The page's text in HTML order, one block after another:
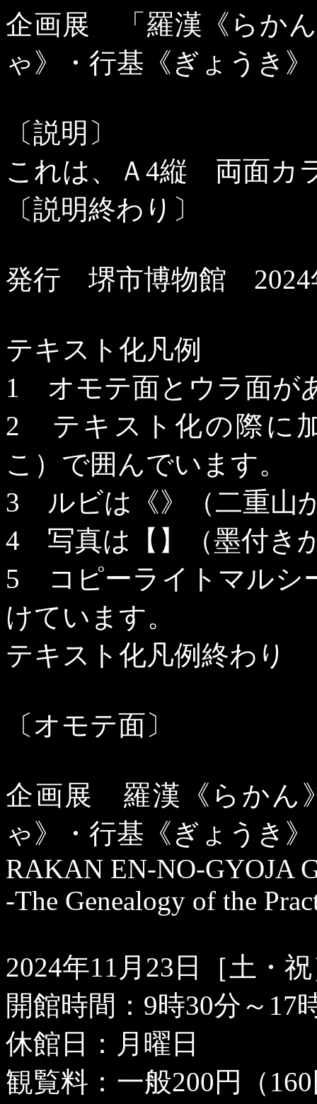
企画展 「羅漢《らか
ゃ》・行基《ぎょうき
〔説明〕
これは、Ａ 4縦 両面カ
〔説明終わり〕
発行 堺市博物館 2024
テキスト化凡例
1 オモテ面とウラ面が
2 テキスト化の際に
こ）で囲んでいます。
3 ルビは《》（二重山
4 写真は【】（墨付き
5 コピーライトマルシ
けています。
テキスト化凡例終わり
〔オモテ面〕
企画展 羅漢《らかん
ゃ》・行基《ぎょうき
RAKAN EN-NO-GYOJA
-The Genealogy of the
2024年11 月 23 日［土・
開館時間： 9時30分～ 17
休館日：月曜日
観覧料：一般200円（ 160